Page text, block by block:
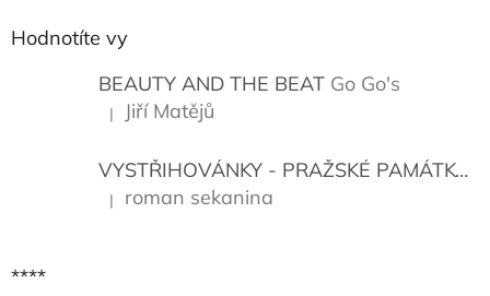
Hodnotíte vy
BEAUTY AND THE BEAT Go Go's
Hodnocení produktu je 5 z 5 hvězdiček.
| Jiří Matějů
VYSTŘIHOVÁNKY - PRAŽSKÉ PAMÁTKY
Hodnocení produktu je 5 z 5 hvězdiček.
| roman sekanina
****